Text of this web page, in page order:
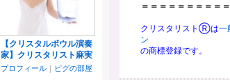
＝＝＝＝＝＝＝＝＝
クリスタリストⓇは一
ン
の商標登録です。
【クリスタルボウル演奏
家】クリスタリスト麻実
プロフィール ｜ ピグの部屋